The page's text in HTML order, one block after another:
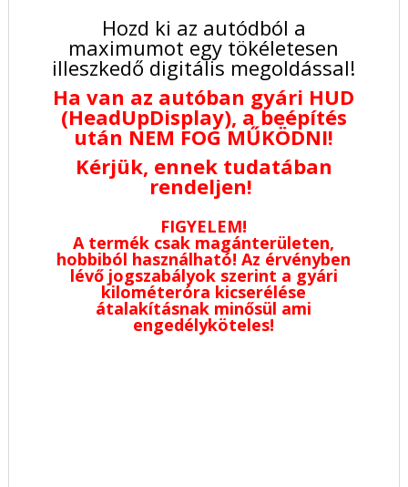
Hozd ki az autódból a
maximumot egy tökéletesen
illeszkedő digitális megoldással!
Ha van az autóban gyári HUD
(HeadUpDisplay), a beépítés
után NEM FOG MŰKÖDNI!
Kérjük, ennek tudatában
rendeljen!
FIGYELEM!
A termék csak magánterületen,
hobbiból használható! Az érvényben
lévő jogszabályok szerint a gyári
kilométeróra kicserélése
átalakításnak minősül ami
engedélyköteles!